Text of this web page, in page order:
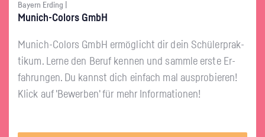
Bayern Erding |
Mu­nich-Co­lors GmbH
Mu­nich-Co­lors GmbH er­mög­licht dir dein Schü­ler­prak­
ti­kum. Lerne den Beruf ken­nen und samm­le erste Er­
fah­run­gen. Du kannst dich ein­fach mal aus­pro­bie­ren!
Klick auf 'Be­wer­ben' für mehr In­for­ma­tio­nen!